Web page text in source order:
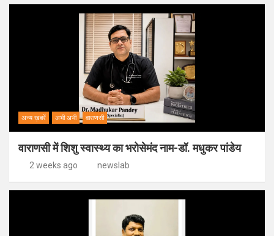
अन्य ख़बरें अभी अभी वाराणसी
वाराणसी में शिशु स्वास्थ्य का भरोसेमंद नाम-डॉ. मधुकर पांडेय
2 weeks ago newslab